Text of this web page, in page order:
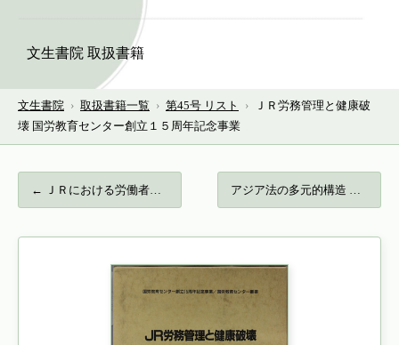
文生書院 取扱書籍
文生書院 › 取扱書籍一覧 › 第45号 リスト ›
ＪＲ労務管理と健康破
壊 国労教育センター創立１５周年記念事業
← ＪＲにおける労働者の権利 国労教育センタ… アジア法の多元的構造 アジア法叢書２３… →